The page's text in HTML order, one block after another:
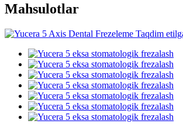
Mahsulotlar